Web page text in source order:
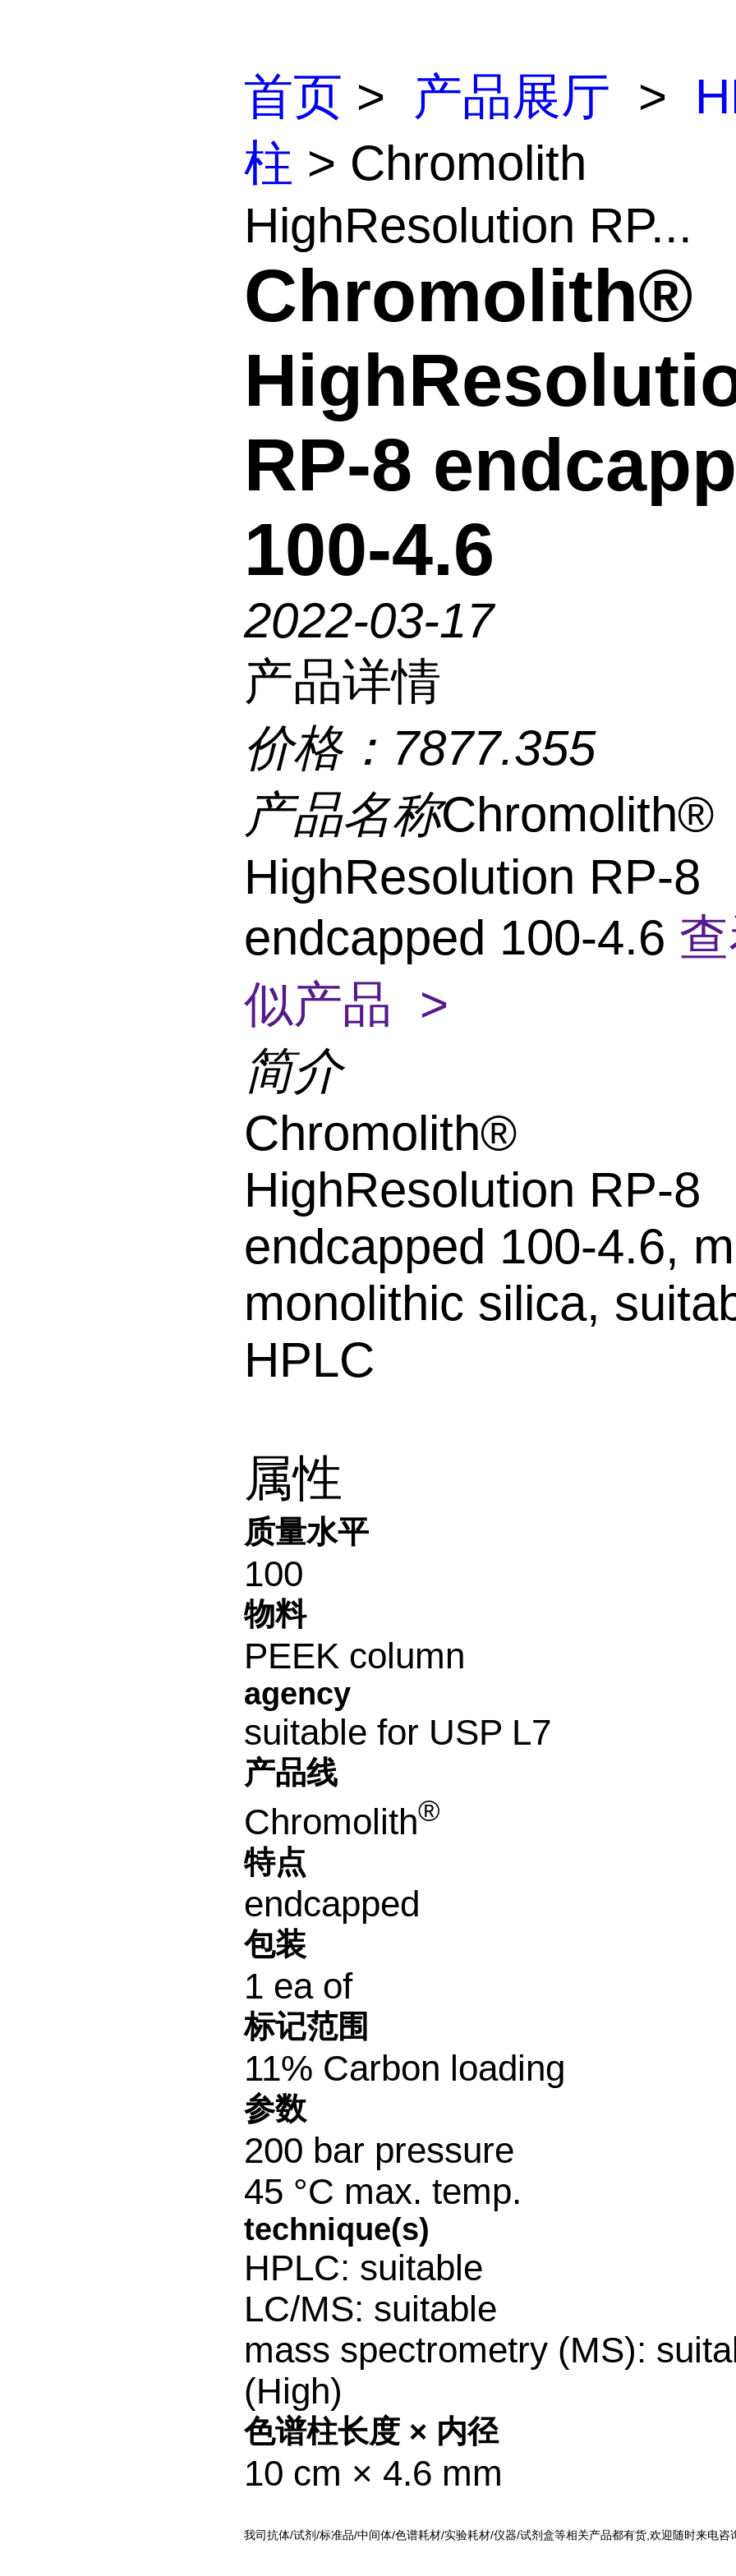
首页 > 产品展厅 >
柱 > Chromolith
HighResolution RP...
Chromolith®
RP-8
100-4.6
2022-03-17
产品详情
价格： 7877.355
产品名称Chromolith®
HighResolution RP-8
endcapped 100-4.6
似产品 >
简介
Chromolith®
HighResolution RP-8
endcapped 100-4.6,
monolithic silica,
HPLC
属性
质量水平
100
物料
PEEK column
agency
suitable for USP L7
产品线
Chromolith®
特点
endcapped
包装
1 ea of
标记范围
11% Carbon loading
参数
200 bar pressure
45 °C max. temp.
technique(s)
HPLC: suitable
LC/MS: suitable
mass spectrometry (MS):
(High)
色谱柱长度 × 内径
10 cm × 4.6 mm
我司抗体/试剂/标准品/中间体/色谱耗材/实验耗材/仪器/试剂盒等相关产品都有货,欢迎随时来电咨